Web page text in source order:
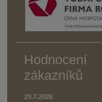
Hodnocení
zákazníků
29.7.2026